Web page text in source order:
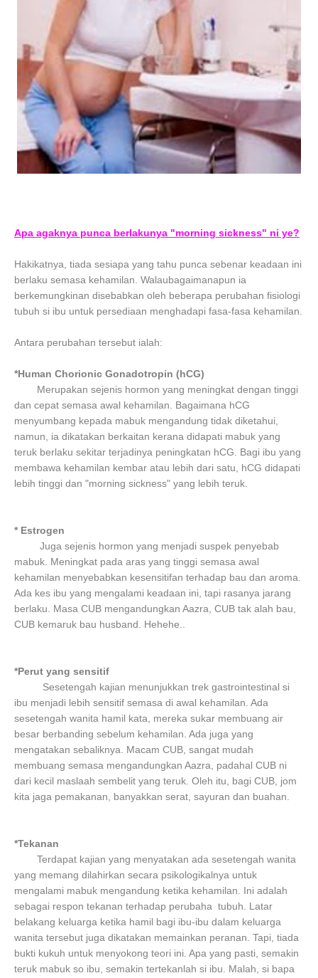
Apa agaknya punca berlakunya "morning sickness" ni ye?
Hakikatnya, tiada sesiapa yang tahu punca sebenar keadaan ini
berlaku semasa kehamilan. Walaubagaimanapun ia
berkemungkinan disebabkan oleh beberapa perubahan fisiologi
tubuh si ibu untuk persediaan menghadapi fasa-fasa kehamilan.
Antara perubahan tersebut ialah:
*Human Chorionic Gonadotropin (hCG)
Merupakan sejenis hormon yang meningkat dengan tinggi
dan cepat semasa awal kehamilan. Bagaimana hCG
menyumbang kepada mabuk mengandung tidak diketahui,
namun, ia dikatakan berkaitan kerana didapati mabuk yang
teruk berlaku sekitar terjadinya peningkatan hCG. Bagi ibu yang
membawa kehamilan kembar atau lebih dari satu, hCG didapati
lebih tinggi dan "morning sickness" yang lebih teruk.
* Estrogen
Juga sejenis hormon yang menjadi suspek penyebab
mabuk. Meningkat pada aras yang tinggi semasa awal
kehamilan menyebabkan kesensitifan terhadap bau dan aroma.
Ada kes ibu yang mengalami keadaan ini, tapi rasanya jarang
berlaku. Masa CUB mengandungkan Aazra, CUB tak alah bau,
CUB kemaruk bau husband. Hehehe..
*Perut yang sensitif
Sesetengah kajian menunjukkan trek gastrointestinal si
ibu menjadi lebih sensitif semasa di awal kehamilan. Ada
sesetengah wanita hamil kata, mereka sukar membuang air
besar berbanding sebelum kehamilan. Ada juga yang
mengatakan sebaliknya. Macam CUB, sangat mudah
membuang semasa mengandungkan Aazra, padahal CUB ni
dari kecil maslaah sembelit yang teruk. Oleh itu, bagi CUB, jom
kita jaga pemakanan, banyakkan serat, sayuran dan buahan.
*Tekanan
Terdapat kajian yang menyatakan ada sesetengah wanita
yang memang dilahirkan secara psikologikalnya untuk
mengalami mabuk mengandung ketika kehamilan. Ini adalah
sebagai respon tekanan terhadap perubaha tubuh. Latar
belakang keluarga ketika hamil bagi ibu-ibu dalam keluarga
wanita tersebut juga dikatakan memainkan peranan. Tapi, tiada
bukti kukuh untuk menyokong teori ini. Apa yang pasti, semakin
teruk mabuk so ibu, semakin tertekanlah si ibu. Malah, si bapa